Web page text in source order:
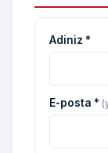
Adiniz *
E-posta *